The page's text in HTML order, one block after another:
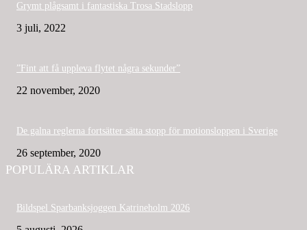
Grymt plågsamt i fantastiska Trosa Stadslopp
3 juli, 2022
”Fint att få uppleva flytet några sekunder”
22 november, 2020
De galna reglerna fortsätter sätta stopp för motionsloppen i Sverige
26 september, 2020
POPULÄRA ARTIKLAR
Bildspel Sparbanksjoggen Katrineholm 2026